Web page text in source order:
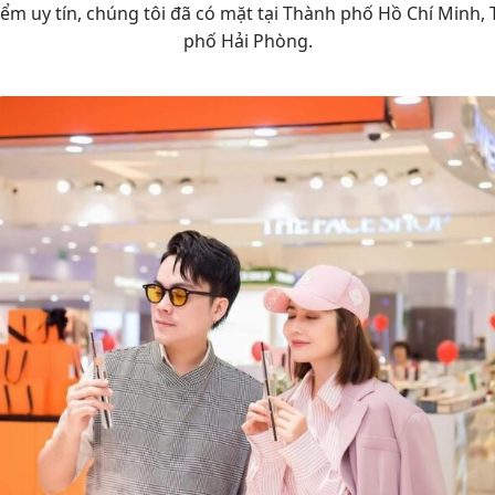
uy tín, chúng tôi đã có mặt tại Thành phố Hồ Chí
phố Hải Phòng.